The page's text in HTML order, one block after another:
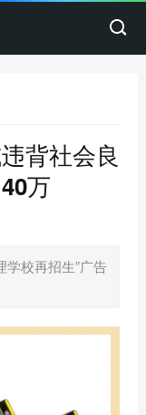
背社会良
万
学校再招生”广告